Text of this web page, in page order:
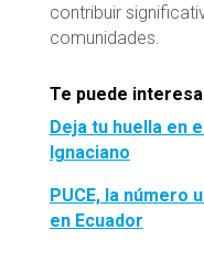
contribuir
comunidades.
Te puede
Deja tu huella en
Ignaciano
PUCE, la número
en Ecuador